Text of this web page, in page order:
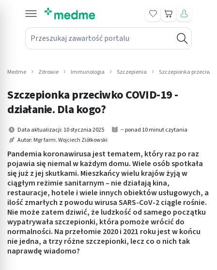
Przeszukaj zawartość portalu
Koszyk
submenu: Leki na receptę
submenu: Mama i dziecko
submenu: Kosmetyki
submenu: Higiena
submenu: Sprzęt medyczny
submenu: Intymne
submenu: Wellness
Medme Zdrowie Immunologia Szczepienia Szczepionka przeciwko
Szczepionka przeciwko COVID-19 -
działanie. Dla kogo?
Data aktualizacji: 10 stycznia 2025
~ ponad 10 minut czytania
Autor: Mgr farm. Wojciech Ziółkowski
Pandemia koronawirusa jest tematem, który raz po raz
pojawia się niemal w każdym domu. Wiele osób spotkała
się już z jej skutkami. Mieszkańcy wielu krajów żyją w
ciągłym reżimie sanitarnym – nie działają kina,
restauracje, hotele i wiele innych obiektów usługowych, a
ilość zmarłych z powodu wirusa SARS-CoV-2 ciągle rośnie.
Nie może zatem dziwić, że ludzkość od samego początku
wypatrywała szczepionki, która pomoże wrócić do
normalności. Na przełomie 2020 i 2021 roku jest w końcu
nie jedna, a trzy różne szczepionki, lecz co o nich tak
naprawdę wiadomo?